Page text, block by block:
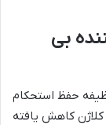
بی
حفظ استحکام
کلاژن کاهش یافته